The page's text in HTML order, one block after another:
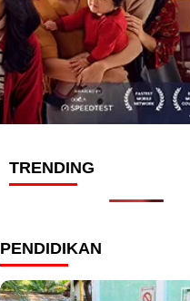
TRENDING
PENDIDIKAN